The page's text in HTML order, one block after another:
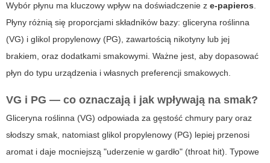
Wybór płynu ma kluczowy wpływ na doświadczenie z e-papieros
Płyny różnią się proporcjami składników bazy: gliceryna roślinna
(VG) i glikol propylenowy (PG), zawartością nikotyny lub jej
brakiem, oraz dodatkami smakowymi. Ważne jest, aby dopasować
płyn do typu urządzenia i własnych preferencji smakowych.
VG i PG — co oznaczają i jak wpływają na smak?
Gliceryna roślinna (VG) odpowiada za gęstość chmury pary oraz
słodszy smak, natomiast glikol propylenowy (PG) lepiej przenosi
aromat i daje mocniejszą "uderzenie w gardło" (throat hit). Typowe